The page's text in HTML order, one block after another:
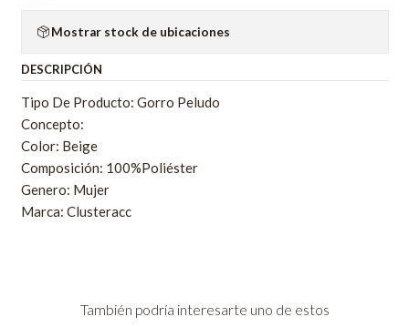
Mostrar stock de ubicaciones
DESCRIPCIÓN
Tipo De Producto: Gorro Peludo
Concepto:
Color: Beige
Composición: 100%Poliéster
Genero: Mujer
Marca: Clusteracc
También podría interesarte uno de estos